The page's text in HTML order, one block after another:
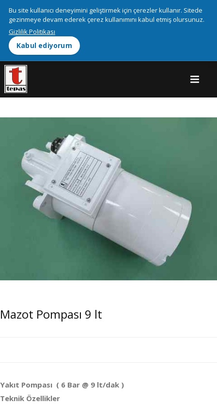
We use cookies on this site to enhance your user experienceBy
clicking any link on this page you are giving your consent for us to
set cookies. More info
OK, I agree
Bu site kullanıcı deneyimini geliştirmek için çerezler kullanır. Sitede
gezinmeye devam ederek çerez kullanımını kabul etmiş olursunuz.
Gizlilik Politikası
Kabul ediyorum
Mazot Pompası 9 lt
Yakıt Pompası ( 6 Bar @ 9 lt/dak )
Teknik Özellikler